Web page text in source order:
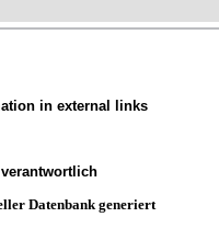
in external links
Datenbank generiert